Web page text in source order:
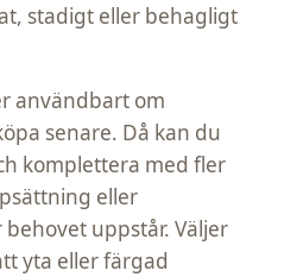
stadigt eller behagligt
användbart om
senare. Då kan du
komplettera med fler
eller
uppstår. Väljer
yta eller färgad